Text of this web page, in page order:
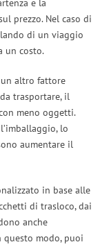
e la
prezzo. Nel caso di
di un viaggio
un costo.
altro fattore
trasportare, il
meno oggetti.
lo
aumentare il
in base alle
di trasloco, dai
anche
modo, puoi